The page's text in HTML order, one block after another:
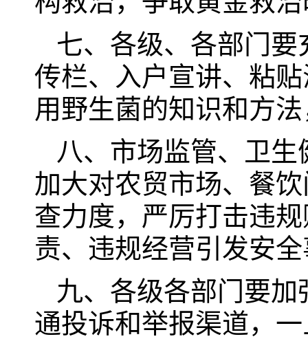
七、各级、各部门
传栏、入户宣讲、粘
用野生菌的知识和方
八、市场监管、卫
加大对农贸市场、餐
查力度，严厉打击违
责、违规经营引发安
九、各级各部门要
通投诉和举报渠道，